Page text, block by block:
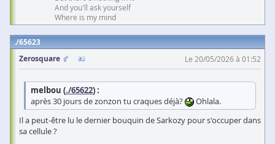
And you'll ask yourself
Where is my mind
65623
Zerosquare
Le 20/05/2026 à 01:52
melbou (./65622) :
après 30 jours de zonzon tu craques déjà?
Ohlala.
Il a peut-être lu le dernier bouquin de Sarkozy pour s'occuper dans
sa cellule ?